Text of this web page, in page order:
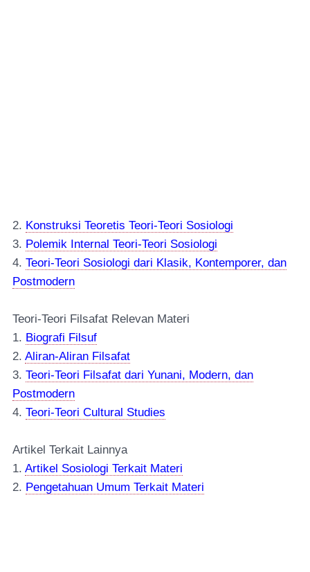
2. Konstruksi Teoretis Teori-Teori Sosiologi
3. Polemik Internal Teori-Teori Sosiologi
4. Teori-Teori Sosiologi dari Klasik, Kontemporer, dan
Postmodern
Teori-Teori Filsafat Relevan Materi
1. Biografi Filsuf
2. Aliran-Aliran Filsafat
3. Teori-Teori Filsafat dari Yunani, Modern, dan
Postmodern
4. Teori-Teori Cultural Studies
Artikel Terkait Lainnya
1. Artikel Sosiologi Terkait Materi
2. Pengetahuan Umum Terkait Materi